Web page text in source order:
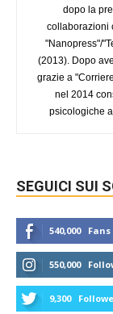
dopo la
collaborazioni
"Nanopress"/
(2013). Dopo
grazie a
nel 2014
psicologiche
SEGUICI SUI
540,000 Fans
550,000
9,300